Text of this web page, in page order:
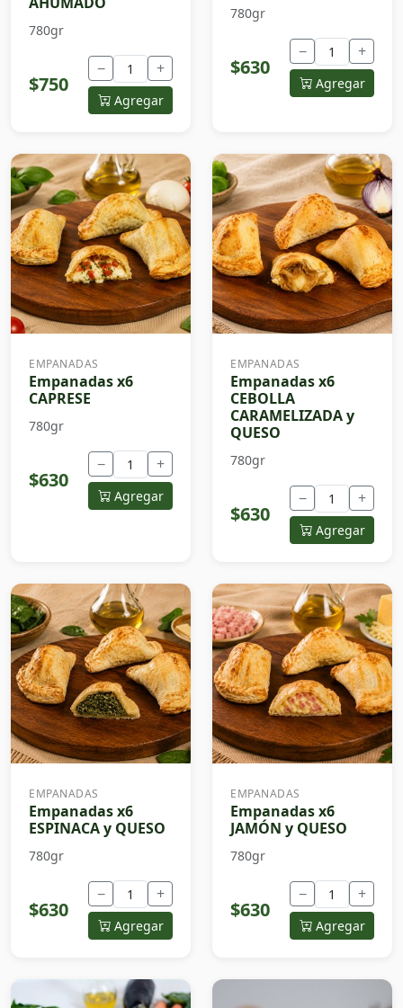
780gr
$750
− +
Agregar
780gr
$630
− +
Agregar
EMPANADAS
Empanadas x6
CAPRESE
780gr
$630
− +
Agregar
EMPANADAS
Empanadas x6
CEBOLLA
CARAMELIZADA y
QUESO
780gr
$630
− +
Agregar
EMPANADAS
Empanadas x6
ESPINACA y QUESO
780gr
$630
− +
Agregar
EMPANADAS
Empanadas x6
JAMÓN y QUESO
780gr
$630
− +
Agregar